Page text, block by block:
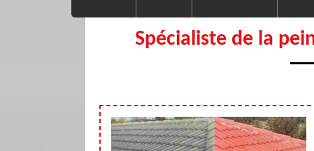
Spécialiste de la